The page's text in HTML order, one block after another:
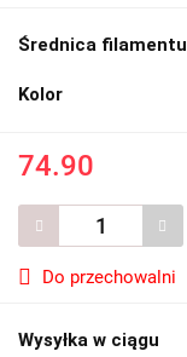
Średnica filamentu
Kolor
74.90
Do przechowalni
Wysyłka w ciągu